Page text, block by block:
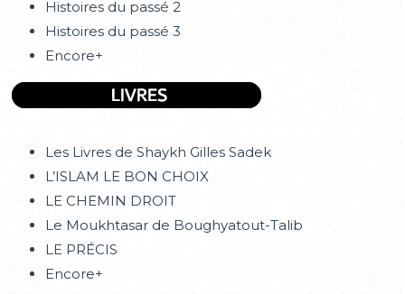
Histoires du passé 2
Histoires du passé 3
Encore+
Les Livres de Shaykh Gilles Sadek
L’ISLAM LE BON CHOIX
LE CHEMIN DROIT
Le Moukhtasar de Boughyatout-Talib
LE PRÉCIS
Encore+